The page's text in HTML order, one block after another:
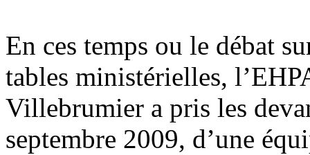
En ces temps ou le débat
tables ministérielles,
Villebrumier a pris les
septembre 2009, d’une